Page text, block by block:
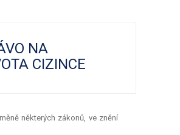
NA
CIZINCE
některých zákonů, ve znění